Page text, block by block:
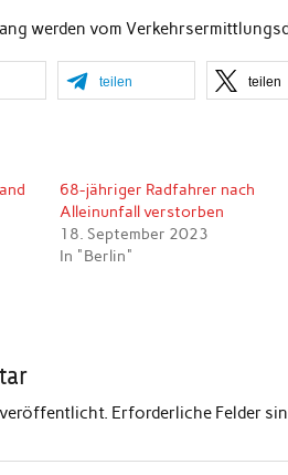
werden vom
teilen teilen
68-jähriger Radfahrer nach
Alleinunfall verstorben
18. September 2023
In "Berlin"
Erforderliche Felder